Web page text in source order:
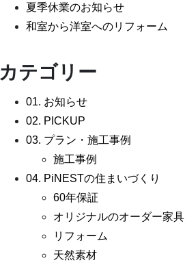
夏季休業のお知らせ
和室から洋室へのリフォーム
カテゴリー
01. お知らせ
02. PICKUP
03. プラン・施工事例
施工事例
04. PiNESTの住まいづくり
60年保証
オリジナルのオーダー家具
リフォーム
天然素材